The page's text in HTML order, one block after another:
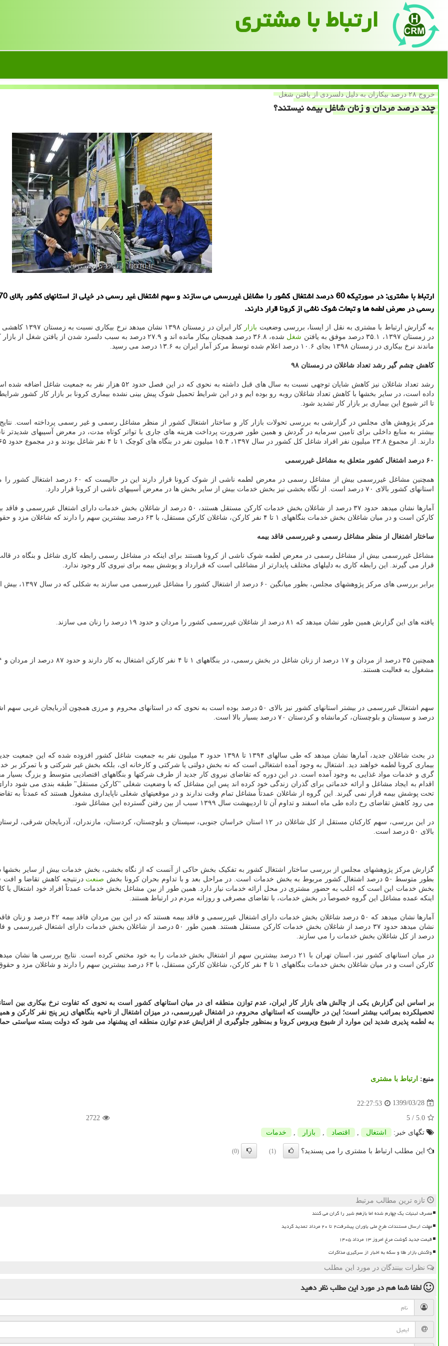
ارتباط با مشتری
خروج ۲۸ درصد بیكاران به دلیل دلسردی از یافتن شغل
چند درصد مردان و زنان شاغل بیمه نیستند؟
رسمی در معرض لطمه ها و تبعات شوك ناشی از كرونا قرار دارند.
به گزارش ارتباط با مشتری به نقل از ایسنا، بررسی وضعیت بازار
در زمستان ۱۳۹۷، ۳۵.۱ درصد موفق به یافتن
شغل
شده، ۳۶.۸ درصد همچنان بیکار مانده اند و ۲۷.۹ درصد به سبب دلسرد
ماندند نرخ بیکاری در زمستان ۱۳۹۸ بجای ۱۰.۶ درصد اعلام شده توسط مرکز آمار ایران به ۱۳.۶ درصد می رسید.
کاهش چشم گیر رشد تعداد شاغلان در زمستان ۹۸
رشد تعداد شاغلان نیز کاهش شایان توجهی نسبت به سال های قبل داشته به نحوی که در این فصل حدود ۵۲ هزار نفر به جمعیت شاغل اضافه شده است و این افزایش
داده است، در سایر بخشها با کاهش تعداد شاغلان روبه رو بوده ایم و در این شرایط تحمیل شوک پیش بینی نشده بیماری کرونا بر بازار کار کشور
تا اثر شیوع این بیماری بر بازار کار تشدید شود.
مرکز پژوهش های مجلس در گزارشی به بررسی تحولات بازار کار و ساختار اشتغال کشور از منظر مشاغل رسمی و غیر رسمی پرداخته است. نتایج
بیشتر به منابع داخلی برای تامین سرمایه در گردش و همین طور ضرورت پرداخت هزینه های جاری با تواتر کوتاه مدت، در معرض آسیبهای
دارند. از مجموع ۲۳.۸ میلیون نفر افراد شاغل کل کشور در سال ۱۳۹۷، ۱۵.۴ میلیون نفر در بنگاه های کوچک ۱ تا ۴ نفر شاغل بودند و در مجموع حدود ۶۵ درصد اشتغال کشور را همین بنگاههای کوچک تشکیل داده است.
۶۰ درصد اشتغال کشور متعلق به مشاغل غیررسمی
همچنین مشاغل غیررسمی بیش از مشاغل رسمی در
استانهای کشور بالای ۷۰ درصد است. از نگاه بخشی نیز بخش خدمات بیش از سایر بخش ها در معرض آسیبهای ناشی از کرونا قرار دارد.
کارکن است و در میان شاغلان بخش خدمات بنگاههای ۱ تا ۴ نفر کارکن، شاغلان کارکن مستقل، با ۶۳ درصد بیشترین سهم را دارند که شاغلان مزد و حقوق بگیر بخش خصوصی، ۳۰ درصد آنرا می سازند.
ساختار اشتغال از منظر مشاغل رسمی و غیررسمی فاقد بیمه
مشاغل غیررسمی بیش از مشاغل رسمی در معرض لطمه شوک ناشی از کرونا هستند برای اینکه در مشاغل رسمی رابطه کاری شاغل و بنگاه در قالب
قرار می گیرند. این رابطه کاری به دلیلهای مختلف پایدارتر از مشاغلی است که قرارداد و پوشش بیمه برای نیروی کار وجود ندارد.
برابر بررسی های مرکز پژوهشهای مجلس، بطور میانگین ۶۰ درصد از اشتغال کشور را مشاغل غیررسمی می سازند به شکلی که در سال ۱۳۹۷، بیش از ۶۱ درصد زنان و ۵۹ درصد مردان دارای مشاغل غیررسمی بوده اند.
یافته های این گزارش همین طور نشان میدهد که ۸۱ درصد از شاغلان غیررسمی کشور را مردان و حدود ۱۹ درصد را زنان می سازند.
مشغول به فعالیت هستند.
درصد و سیستان و بلوچستان، کرمانشاه و کردستان ۷۰ درصد بسیار بالا است.
در بحث شاغلان جدید، آمارها نشان میدهد که طی سالهای ۱۳۹۴ تا ۱۳۹۸ حدود ۳ میلیون نفر به
بیماری کرونا لطمه خواهند دید. اشتغال به وجود آمده اشتغالی است که نه بخش دولتی یا شرکتی و کارخانه ای، بلکه بخش غیر شرکتی و با تمرکز
گری و خدمات مواد غذایی به وجود آمده است. در این دوره که تقاضای نیروی کار جدید از طرف شرکتها و بنگاههای اقتصادیی متوسط و بزرگ
اقدام به ایجاد مشاغل و ارائه خدماتی برای گذران زندگی خود کرده اند پس این مشاغل که با وضعیت شغلی "کارکن مستقل" طبقه بندی می شود دارای
تحت پوشش بیمه قرار نمی گیرند. این گروه از شاغلان عمدتاً مشاغل تمام وقت ندارند و در موقعیتهای شغلی ناپایداری مشغول هستند که عمدتاً به
می رود کاهش تقاضای رخ داده طی ماه اسفند و تداوم آن تا اردیبهشت سال ۱۳۹۹ سبب از بین رفتن گسترده این مشاغل شود.
در این بررسی، سهم کارکنان مستقل از کل شاغلان در ۱۲ استان خراسان جنوبی، سیستان و بلوچستان، کردستان،
بالای ۵۰ درصد است.
گزارش مرکز پژوهشهای مجلس از بررسی ساختار اشتغال کشور به تفکیک بخش حاکی از آنست که از نگاه بخشی، بخش خدمات بیش از سایر بخشها
بطور متوسط ۵۰ درصد اشتغال کشور مربوط به بخش خدمات است. در مراحل بعد و با تداوم بحران کرونا بخش
صنعت درنتیجه کاهش تقاضا و
بخش خدمات این است که اغلب به حضور مشتری در محل ارائه خدمات نیاز دارد. همین طور از بین مشاغل بخش خدمات عمدتاً افراد خود اشتغال یا
اینکه عمده مشاغل این گروه خصوصاً در بخش خدمات، با تقاضای مصرفی و روزانه مردم در ارتباط هستند.
درصد از کل شاغلان بخش خدمات را می سازند.
کارکن است و در میان شاغلان بخش خدمات بنگاههای ۱ تا ۴ نفر کارکن، شاغلان کارکن مستقل، با ۶۳ درصد بیشترین سهم را دارند و شاغلان مزد و حقوق بگیر بخش خصوصی ۳۰ درصد آنرا می سازند.
تحصیلکرده بمراتب بیشتر است؛ این در حالیست که استانهای محروم، در اشتغال غیررسمی، در میزان اشتغال از ناحیه بنگاههای زیر پنج نفر کارکن
به لطمه پذیری شدید این موارد از شیوع ویروس کرونا و بمنظور جلوگیری از افزایش عدم توازن منطقه ای پیشنهاد می شود که دولت بسته سیاستی
منبع: ارتباط با مشتری
1399/03/28
22:27:53
5.0
/ 5
2722
تگهای خبر:
اشتغال , اقتصاد , بازار , خدمات
این مطلب ارتباط با مشتری را می پسندید؟ (1)
(0)
تازه ترین مطالب مرتبط
مصرف لبنیات یک چهارم شده اما بازهم شیر را گران می کنند
مهلت ارسال مستندات طرح ملی یاوران پیشرفت۲ تا ۲۰ مرداد تمدید گردید
قیمت جدید گوشت مرغ امروز ۱۳ مرداد ۱۴۰۵
واکنش بازار طلا و سکه به اخبار از سرگیری مذاکرات
نظرات بینندگان در مورد این مطلب
لطفا شما همدر مورد این مطلبنظر دهید